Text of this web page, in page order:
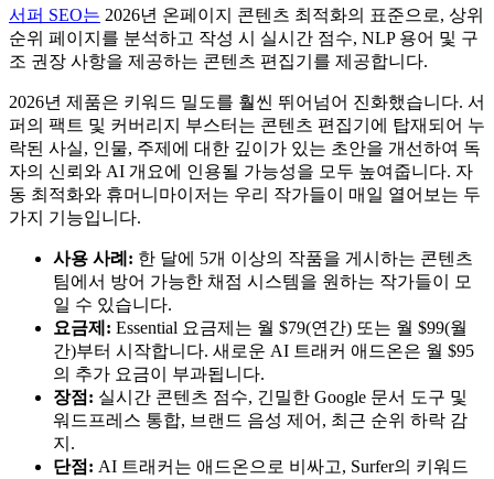
서퍼 SEO는 2026년 온페이지 콘텐츠 최적화의 표준으로, 상위
순위 페이지를 분석하고 작성 시 실시간 점수, NLP 용어 및 구
조 권장 사항을 제공하는 콘텐츠 편집기를 제공합니다.
2026년 제품은 키워드 밀도를 훨씬 뛰어넘어 진화했습니다. 서
퍼의 팩트 및 커버리지 부스터는 콘텐츠 편집기에 탑재되어 누
락된 사실, 인물, 주제에 대한 깊이가 있는 초안을 개선하여 독
자의 신뢰와 AI 개요에 인용될 가능성을 모두 높여줍니다. 자
동 최적화와 휴머니마이저는 우리 작가들이 매일 열어보는 두
가지 기능입니다.
사용 사례: 한 달에 5개 이상의 작품을 게시하는 콘텐츠
팀에서 방어 가능한 채점 시스템을 원하는 작가들이 모
일 수 있습니다.
요금제: Essential 요금제는 월 $79(연간) 또는 월 $99(월
간)부터 시작합니다. 새로운 AI 트래커 애드온은 월 $95
의 추가 요금이 부과됩니다.
장점: 실시간 콘텐츠 점수, 긴밀한 Google 문서 도구 및
워드프레스 통합, 브랜드 음성 제어, 최근 순위 하락 감
지.
단점: AI 트래커는 애드온으로 비싸고, Surfer의 키워드